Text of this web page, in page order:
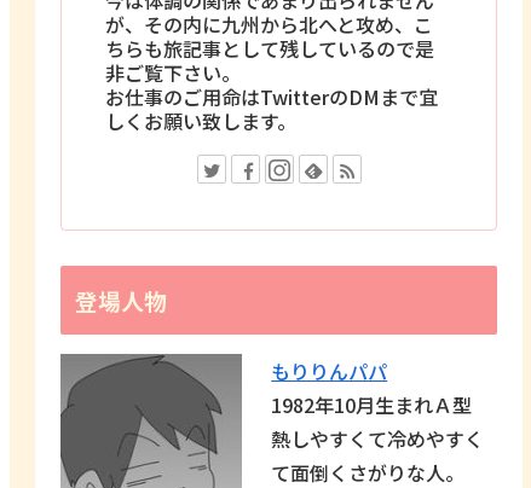
が、その内に九州から北へと攻め、こ
ちらも旅記事として残しているので是
非ご覧下さい。
お仕事のご用命はTwitterのDMまで宜
しくお願い致します。
登場人物
もりりんパパ
1982年10月生まれＡ型
熱しやすくて冷めやすく
て面倒くさがりな人。